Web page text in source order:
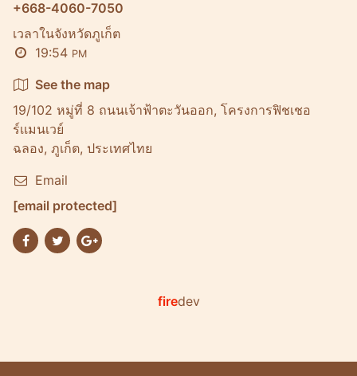
+668-4060-7050
เวลาในจังหวัดภูเก็ต
19:54 PM
See the map
19/102 หมู่ที่ 8 ถนนเจ้าฟ้าตะวันออก, โครงการฟิชเชอ
ร์เเมนเวย์
ฉลอง, ภูเก็ต, ประเทศไทย
Email
[email protected]
firedev